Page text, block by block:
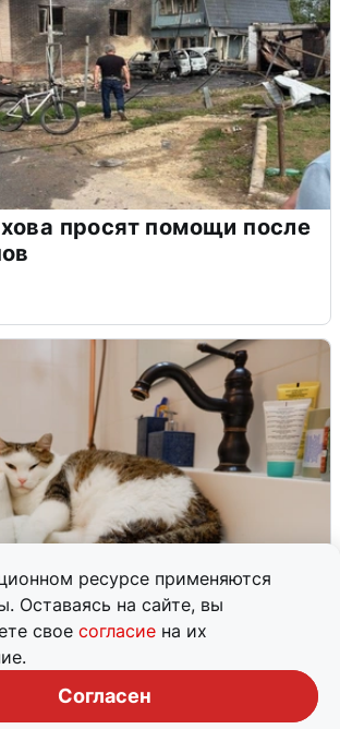
ресурсе применяются
Оставаясь на сайте, вы
свое согласие на их
Согласен
просят помощи после
объяснили, когда